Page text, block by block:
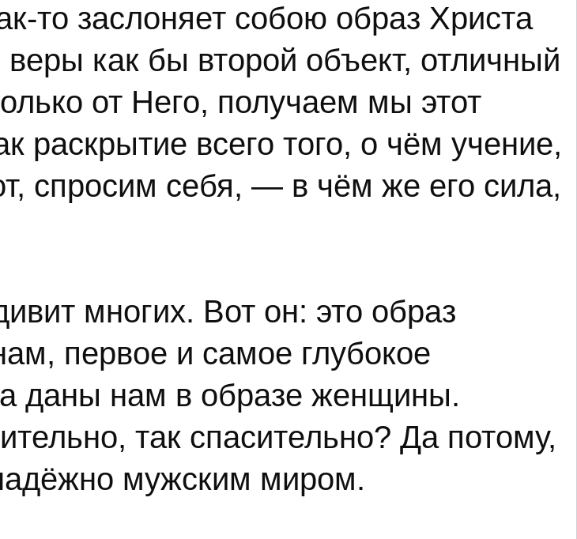
то заслоняет собою образ Христа
как бы второй объект, отличный
от Него, получаем мы этот
раскрытие всего того, о чём учение,
спросим себя, — в чём же его сила,
многих. Вот он: это образ
первое и самое глубокое
даны нам в образе женщины.
так спасительно? Да потому,
мужским миром.